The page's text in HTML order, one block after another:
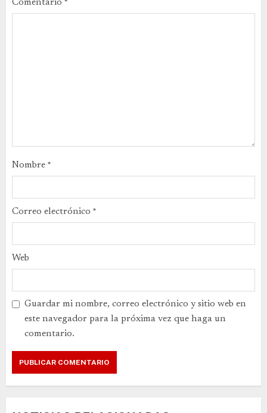
Comentario *
Nombre *
Correo electrónico *
Web
Guardar mi nombre, correo electrónico y sitio web en
este navegador para la próxima vez que haga un
comentario.